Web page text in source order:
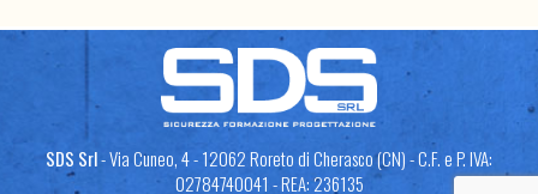
SDS Srl- Via Cuneo, 4 - 12062 Roreto di Cherasco (CN) - C.F. e P. IVA:
02784740041 - REA: 236135